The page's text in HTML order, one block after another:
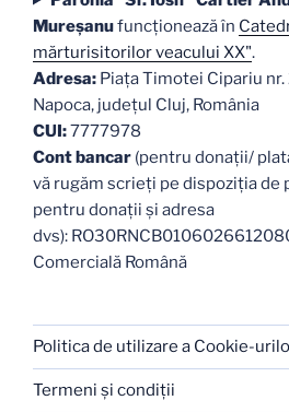
Mureşanufuncţionează în
mărturisitorilor veacului XX".
Adresa: Piaţa Timotei Cipariu nr.
Napoca, judeţul Cluj, România
CUI:7777978
Cont bancar (pentru donații/
vă rugăm scrieți pe dispoziția de
pentru donații și adresa
dvs):
Comercială Română
Politica de utilizare a Cookie-
Termeni şi condiţii